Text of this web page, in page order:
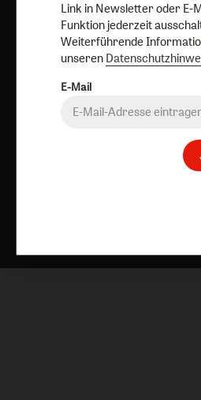
Vertrag widerrufen
Link in Newsletter oder E-
Funktion jederzeit
Weiterführende
unseren
E-Mail